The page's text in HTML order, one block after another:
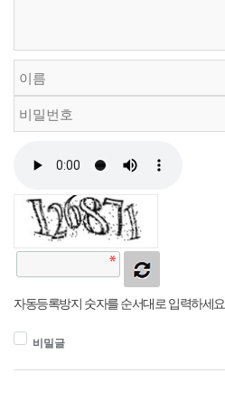
자동등록방지 숫자를 순서대로 입력하세요.
비밀글